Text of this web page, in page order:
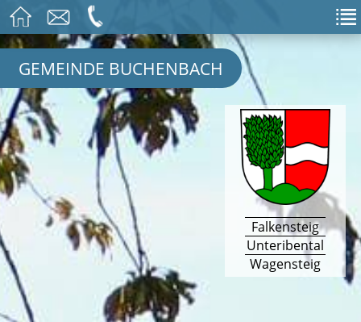
GEMEINDE BUCHENBACH
Falkensteig
Unteribental
Wagensteig